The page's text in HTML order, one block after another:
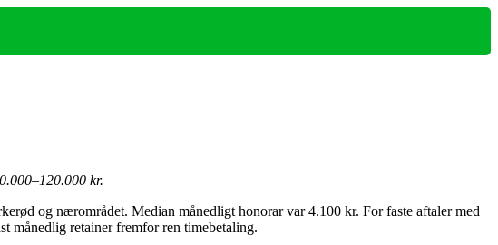
kr.
og nærområdet. Median månedligt honorar var 4.100 kr. For faste aftaler med
månedlig retainer fremfor ren timebetaling.